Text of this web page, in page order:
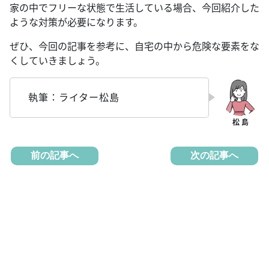
家の中でフリーな状態で生活している場合、今回紹介した
ような対策が必要になります。
ぜひ、今回の記事を参考に、自宅の中から危険な要素をな
くしていきましょう。
執筆：ライター松島
前の記事へ 次の記事へ